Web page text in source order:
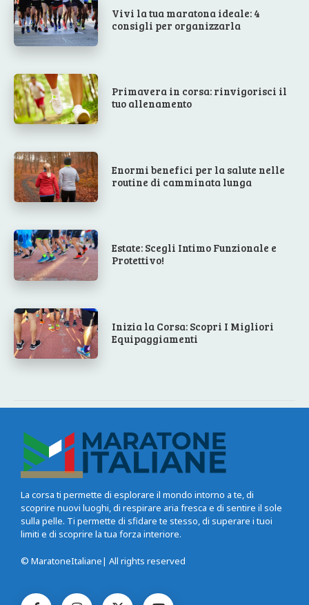
Vivi la tua maratona ideale: 4
consigli per organizzarla
Primavera in corsa: rinvigorisci il
tuo allenamento
Enormi benefici per la salute nelle
routine di camminata lunga
Estate: Scegli Intimo Funzionale e
Protettivo!
Inizia la Corsa: Scopri I Migliori
Equipaggiamenti
La corsa ti permette di esplorare il mondo intorno a te, di
scoprire nuovi luoghi, di respirare aria fresca e di sentire il sole
sulla pelle. Ti permette di sfidare te stesso, di superare i tuoi
limiti e di scoprire la tua forza interiore.
© MaratoneItaliane| All rights reserved